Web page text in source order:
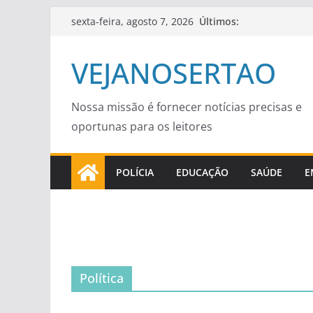
Pular
conteúdo
sexta-feira, agosto 7, 2026 Últimos:
VEJANOSERTAO
Nossa missão é fornecer notícias precisas e
oportunas para os leitores
POLÍCIA EDUCAÇÃO SAÚDE
Política